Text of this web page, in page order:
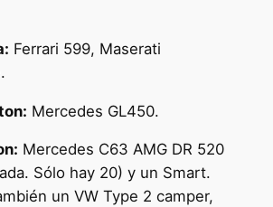
Ferrari 599, Maserati
Mercedes GL450.
Mercedes C63 AMG DR 520
Sólo hay 20) y un Smart.
un VW Type 2 camper,